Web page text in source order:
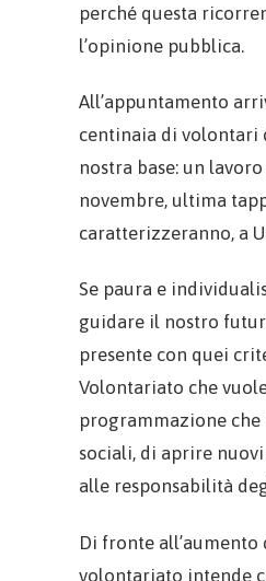
perché questa
l’opinione pubblica.
All’appuntamento
centinaia di volontari
nostra base: un
novembre, ultima
caratterizzeranno, a
Se paura e
guidare il nostro
presente con quei
Volontariato che
programmazione che
sociali, di aprire
alle responsabilità
Di fronte
volontariato intende